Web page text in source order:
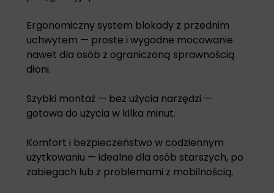
Ergonomiczny system blokady z przednim
uchwytem — proste i wygodne mocowanie
nawet dla osób z ograniczoną sprawnością
dłoni.
Szybki montaż — bez użycia narzędzi —
gotowa do użycia w kilka minut.
Komfort i bezpieczeństwo w codziennym
użytkowaniu — idealne dla osób starszych, po
zabiegach lub z problemami z mobilnością.